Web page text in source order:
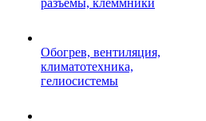
разъемы, клеммники
Обогрев, вентиляция,
климатотехника,
гелиосистемы